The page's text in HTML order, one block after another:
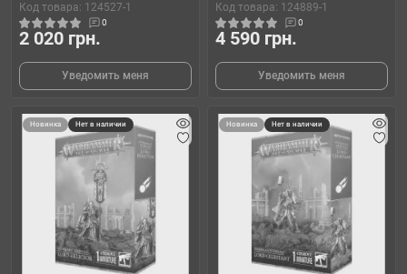
Код товара: 124527-1
0
2 020 грн.
Уведомить меня
Код товара: 124889-1
0
4 590 грн.
Уведомить меня
Новинка Нет в наличии Новинка Нет в наличии